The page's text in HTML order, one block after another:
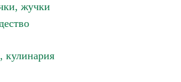
жучки